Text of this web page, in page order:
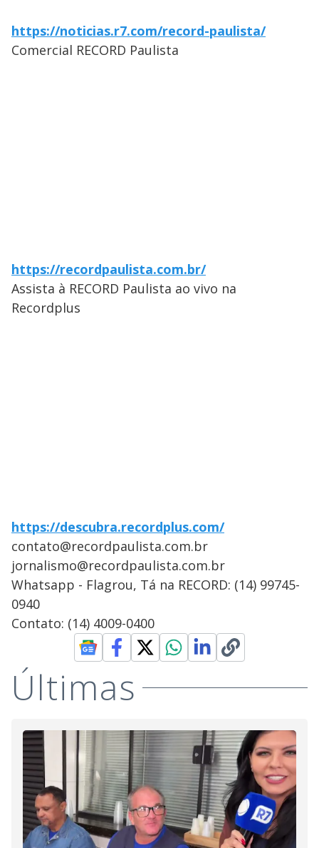
https://noticias.r7.com/record-paulista/
Comercial RECORD Paulista
https://recordpaulista.com.br/
Assista à RECORD Paulista ao vivo na
Recordplus
https://descubra.recordplus.com/
contato@recordpaulista.com.br
jornalismo@recordpaulista.com.br
Whatsapp - Flagrou, Tá na RECORD: (14) 99745-
0940
Contato: (14) 4009-0400
Últimas